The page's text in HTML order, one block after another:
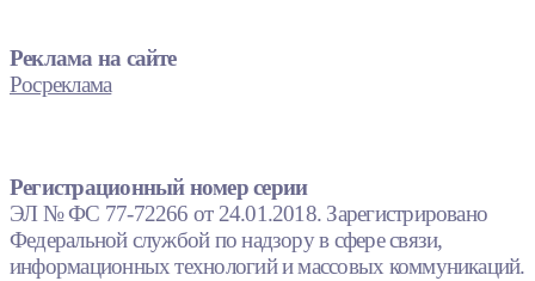
Реклама на сайте
Росреклама
Регистрационный номер серии
ЭЛ № ФС 77-72266 от 24.01.2018. Зарегистрировано
Федеральной службой по надзору в сфере связи,
информационных технологий и массовых коммуникаций.